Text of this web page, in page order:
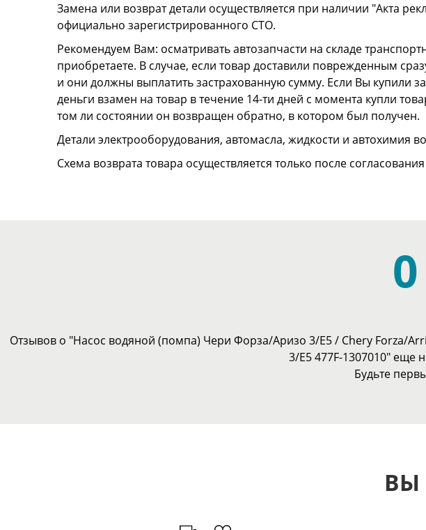
Замена или возврат детали осуществляется при наличии "Акта
официально зарегистрированного СТО.
Рекомендуем Вам: осматривать автозапчасти на складе
приобретаете. В случае, если товар доставили поврежденным
и они должны выплатить застрахованную сумму. Если Вы купили
деньги взамен на товар в течение 14-ти дней с момента купли
том ли состоянии он возвращен обратно, в котором был получен.
Детали электрооборудования, автомасла, жидкости и автохимия
Схема возврата товара осуществляется только после
0
Отзывов о "Насос водяной (помпа) Чери Форза/Аризо 3/Е5 / Chery Forza/
3/E5 477F-1307010" еще
Будьте
ВЫ